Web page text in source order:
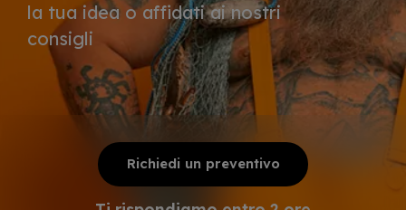
la tua idea o affidati ai nostri
consigli
Richiedi un preventivo